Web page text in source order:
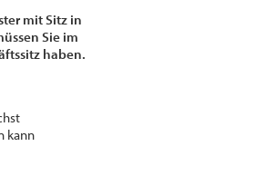
mit Sitz in
Sie im
haben.
kann